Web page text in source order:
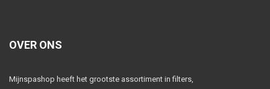
OVER ONS
Mijnspashop heeft het grootste assortiment in filters,